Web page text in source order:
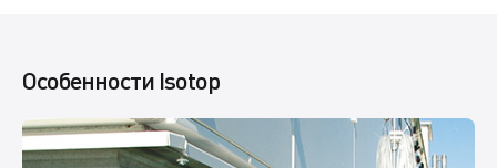
Особенности Isotop